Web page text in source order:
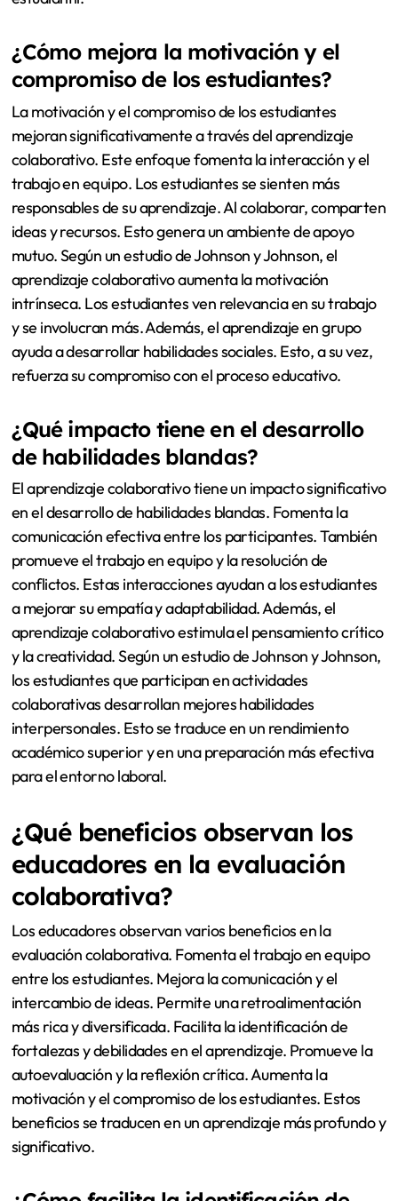
¿Cómo mejora la motivación y el
compromiso de los estudiantes?
La motivación y el compromiso de los estudiantes
mejoran significativamente a través del aprendizaje
colaborativo. Este enfoque fomenta la interacción y el
trabajo en equipo. Los estudiantes se sienten más
responsables de su aprendizaje. Al colaborar, comparten
ideas y recursos. Esto genera un ambiente de apoyo
mutuo. Según un estudio de Johnson y Johnson, el
aprendizaje colaborativo aumenta la motivación
intrínseca. Los estudiantes ven relevancia en su trabajo
y se involucran más. Además, el aprendizaje en grupo
ayuda a desarrollar habilidades sociales. Esto, a su vez,
refuerza su compromiso con el proceso educativo.
¿Qué impacto tiene en el desarrollo
de habilidades blandas?
El aprendizaje colaborativo tiene un impacto significativo
en el desarrollo de habilidades blandas. Fomenta la
comunicación efectiva entre los participantes. También
promueve el trabajo en equipo y la resolución de
conflictos. Estas interacciones ayudan a los estudiantes
a mejorar su empatía y adaptabilidad. Además, el
aprendizaje colaborativo estimula el pensamiento crítico
y la creatividad. Según un estudio de Johnson y Johnson,
los estudiantes que participan en actividades
colaborativas desarrollan mejores habilidades
interpersonales. Esto se traduce en un rendimiento
académico superior y en una preparación más efectiva
para el entorno laboral.
¿Qué beneficios observan los
educadores en la evaluación
colaborativa?
Los educadores observan varios beneficios en la
evaluación colaborativa. Fomenta el trabajo en equipo
entre los estudiantes. Mejora la comunicación y el
intercambio de ideas. Permite una retroalimentación
más rica y diversificada. Facilita la identificación de
fortalezas y debilidades en el aprendizaje. Promueve la
autoevaluación y la reflexión crítica. Aumenta la
motivación y el compromiso de los estudiantes. Estos
beneficios se traducen en un aprendizaje más profundo y
significativo.